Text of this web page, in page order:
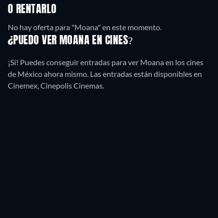
O RENTARLO
No hay oferta para "Moana" en este momento.
¿PUEDO VER MOANA EN CINES?
¡Sí! Puedes conseguir entradas para ver Moana en los cines
de México ahora mismo. Las entradas están disponibles en
Cinemex, Cinepolis Cinemas.